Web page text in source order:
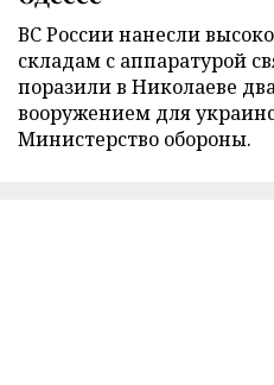
ВС России нанесли
складам с аппаратурой
поразили в Николаеве
вооружением для
Министерство обороны.